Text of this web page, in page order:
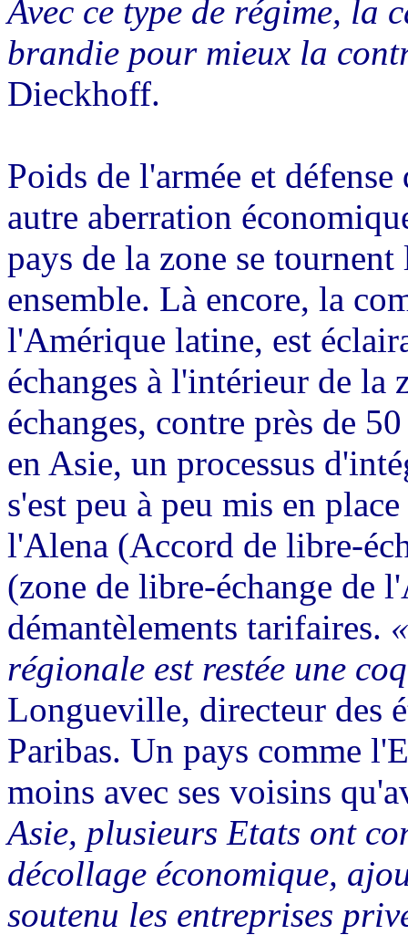
Avec ce type de régime, la
brandie pour mieux la
Dieckhoff.
Poids de l'armée et
autre aberration
pays de la zone se
ensemble. Là encore, la
l'Amérique latine, est
échanges à l'intérieur de la
échanges, contre près de
en Asie, un processus
s'est peu à peu mis en
l'Alena (Accord de libre-
(zone de libre-échange de
démantèlements tarifaires.
régionale est restée une
Longueville, directeur des
Paribas. Un pays comme
moins avec ses voisins
Asie, plusieurs Etats ont
décollage économique,
soutenu les entreprises